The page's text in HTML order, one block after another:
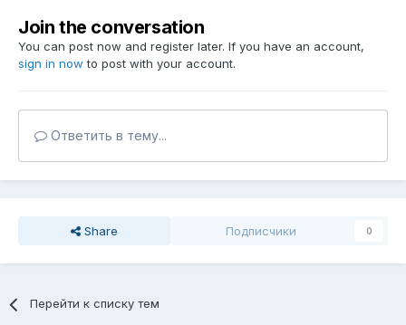
Join the conversation
You can post now and register later. If you have an account,
sign in now to post with your account.
Ответить в тему...
Share Подписчики 0
Перейти к списку тем